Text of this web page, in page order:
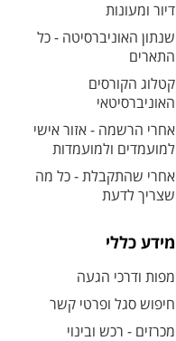
דיור ומעונות
שנתון האוניברסיטה - כל
התארים
קטלוג הקורסים
האוניברסיטאי
אחרי הרשמה - אזור אישי
למועמדים ולמועמדות
אחרי שהתקבלת - כל מה
שצריך לדעת
מידע כללי
מפות ודרכי הגעה
חיפוש סגל ופרטי קשר
מכרזים - רכש ובינוי